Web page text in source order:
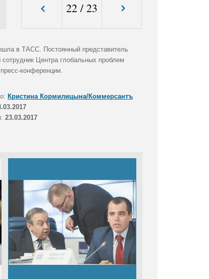
22/23
в ТАСС. Постоянный представитель
Центра глобальных проблем
конференции.
Кристина Кормилицына/Коммерсантъ
23.03.2017